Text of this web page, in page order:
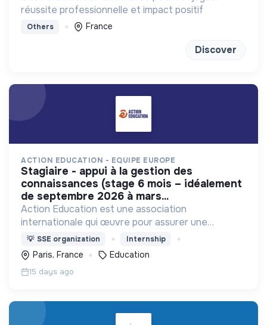
réussite professionnelle et impact positif
Others France
Discover
ACTION EDUCATION - EQUIPE EUROPE
stagiaire - appui à la gestion des
connaissances (stage 6 mois – idéalement
de septembre 2026 à mars...
Action Education est une association
internationale qui œuvre pour assurer une
éducation de qualité pour les populations les plus
vulnérables et marginalisées
💡 SSE organization Internship
Paris, France Education
15 days ago